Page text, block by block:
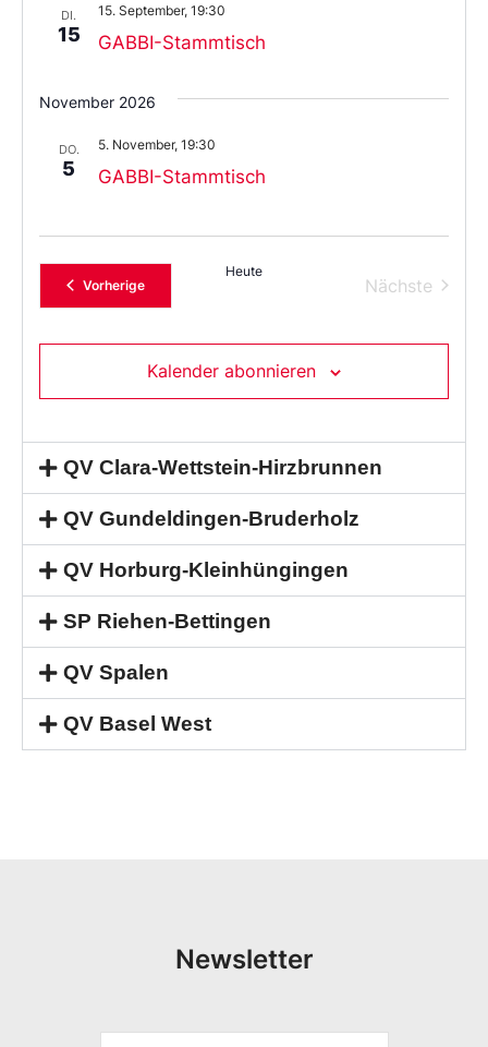
aus.
DI.
15 GABBI-Stammtisch
15. September, 19:30
November 2026
DO.
5 GABBI-Stammtisch
5. November, 19:30
VorherigeVeranstaltungen
Heute
Nächste
Kalender abonnieren
QV Clara-Wettstein-Hirzbrunnen
QV Gundeldingen-Bruderholz
QV Horburg-Kleinhüngingen
SP Riehen-Bettingen
QV Spalen
QV Basel West
Newsletter